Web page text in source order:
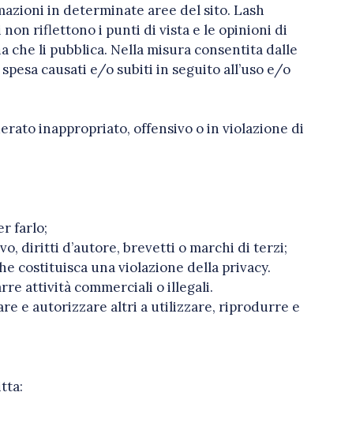
in determinate aree del sito. Lash
non riflettono i punti di vista e le opinioni di
li pubblica. Nella misura consentita dalle
causati e/o subiti in seguito all’uso e/o
inappropriato, offensivo o in violazione di
farlo;
diritti d’autore, brevetti o marchi di terzi;
costituisca una violazione della privacy.
attività commerciali o illegali.
e autorizzare altri a utilizzare, riprodurre e